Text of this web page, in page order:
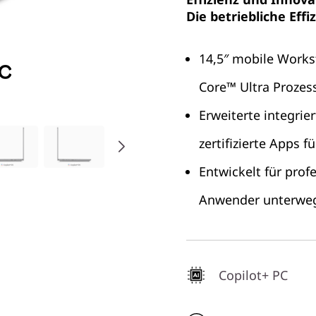
Die betriebliche
14,5″ mobile
Core™ Ultra
Erweiterte
zertifizierte Apps
Entwickelt für
Anwender
Copilot+ PC